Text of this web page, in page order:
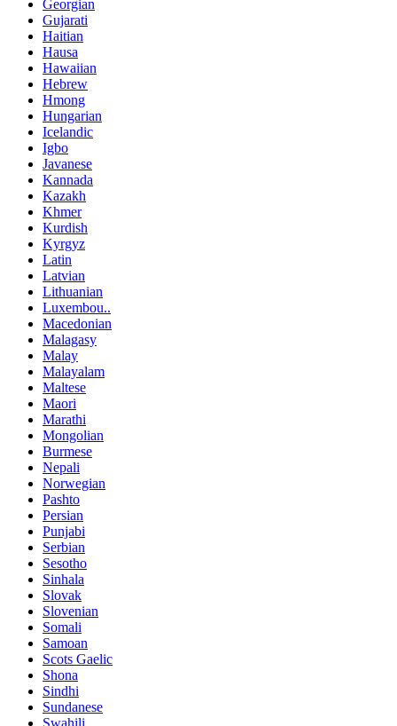
Georgian
Gujarati
Haitian
Hausa
Hawaiian
Hebrew
Hmong
Hungarian
Icelandic
Igbo
Javanese
Kannada
Kazakh
Khmer
Kurdish
Kyrgyz
Latin
Latvian
Lithuanian
Luxembou..
Macedonian
Malagasy
Malay
Malayalam
Maltese
Maori
Marathi
Mongolian
Burmese
Nepali
Norwegian
Pashto
Persian
Punjabi
Serbian
Sesotho
Sinhala
Slovak
Slovenian
Somali
Samoan
Scots Gaelic
Shona
Sindhi
Sundanese